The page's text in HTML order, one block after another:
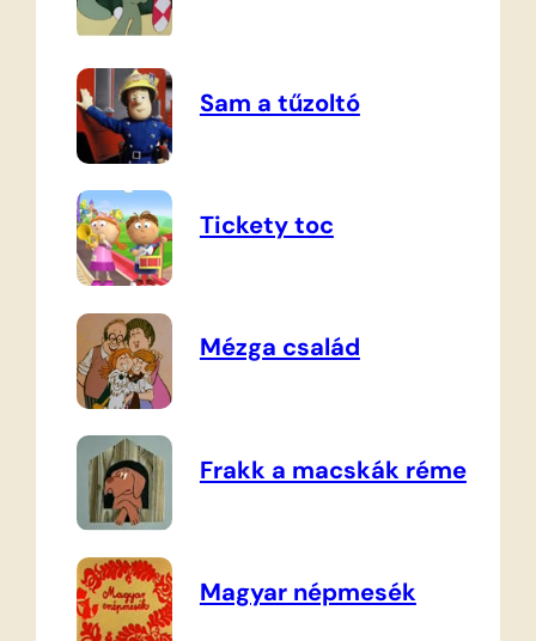
Sam a tűzoltó
Tickety toc
Mézga család
Frakk a macskák réme
Magyar népmesék